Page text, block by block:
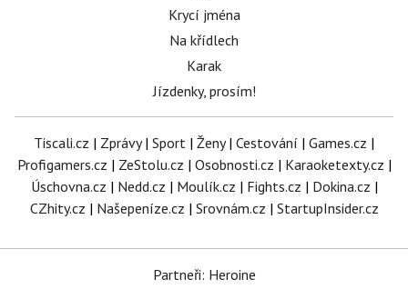
Krycí jména
Na křídlech
Karak
Jízdenky, prosím!
Tiscali.cz | Zprávy| Sport | Ženy| Cestování | Games.cz |
Profigamers.cz | ZeStolu.cz | Osobnosti.cz | Karaoketexty.cz |
Úschovna.cz | Nedd.cz | Moulík.cz | Fights.cz | Dokina.cz |
CZhity.cz | Našepeníze.cz | Srovnám.cz | StartupInsider.cz
Partneři: Heroine